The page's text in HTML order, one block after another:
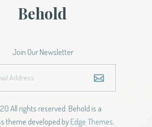
Behold
Join Our Newsletter
All rights reserved. Behold is a
theme developed byEdge Themes,